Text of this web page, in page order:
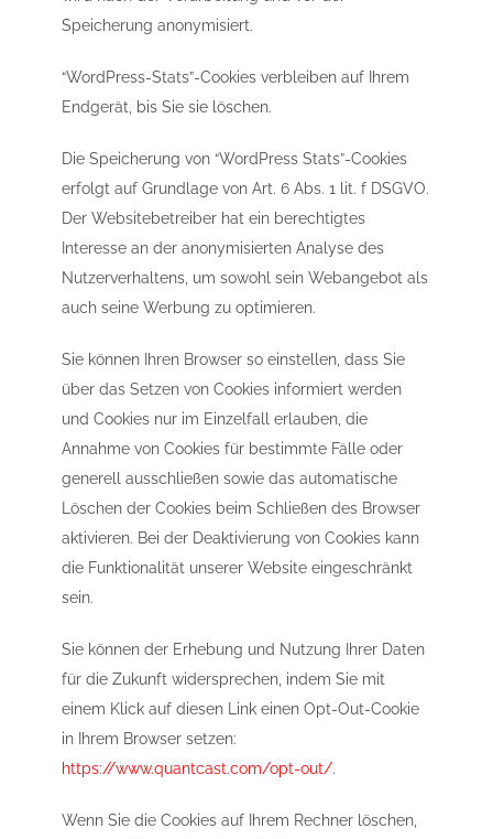
Speicherung anonymisiert.
“WordPress-Stats”-Cookies verbleiben auf Ihrem
Endgerät, bis Sie sie löschen.
Die Speicherung von “WordPress Stats”-Cookies
erfolgt auf Grundlage von Art. 6 Abs. 1 lit. f DSGVO.
Der Websitebetreiber hat ein berechtigtes
Interesse an der anonymisierten Analyse des
Nutzerverhaltens, um sowohl sein Webangebot als
auch seine Werbung zu optimieren.
Sie können Ihren Browser so einstellen, dass Sie
über das Setzen von Cookies informiert werden
und Cookies nur im Einzelfall erlauben, die
Annahme von Cookies für bestimmte Fälle oder
generell ausschließen sowie das automatische
Löschen der Cookies beim Schließen des Browser
aktivieren. Bei der Deaktivierung von Cookies kann
die Funktionalität unserer Website eingeschränkt
sein.
Sie können der Erhebung und Nutzung Ihrer Daten
für die Zukunft widersprechen, indem Sie mit
einem Klick auf diesen Link einen Opt-Out-Cookie
in Ihrem Browser setzen:
https://www.quantcast.com/opt-out/.
Wenn Sie die Cookies auf Ihrem Rechner löschen,